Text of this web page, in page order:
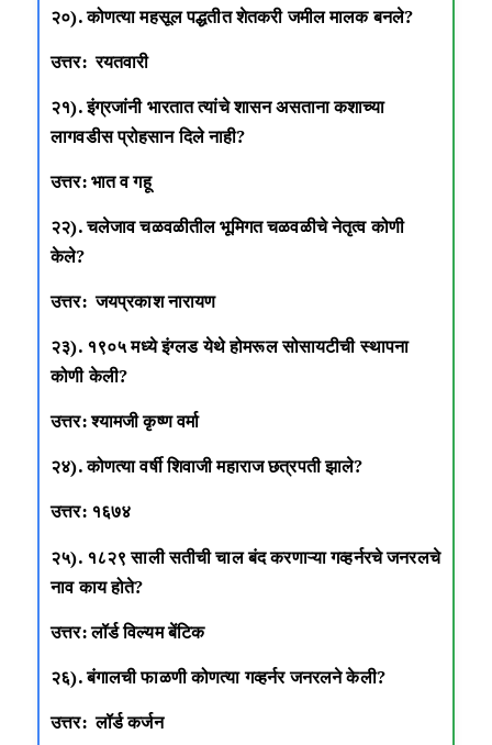
२०). कोणत्या महसूल पद्धतीत शेतकरी जमील मालक बनले?
उत्तर: रयतवारी
२१). इंग्रजांनी भारतात त्यांचे शासन असताना कशाच्या
लागवडीस प्रोहसान दिले नाही?
उत्तर: भात व गहू
२२). चलेजाव चळवळीतील भूमिगत चळवळीचे नेतृत्व कोणी
केले?
उत्तर: जयप्रकाश नारायण
२३). १९०५ मध्ये इंग्लड येथे होमरूल सोसायटीची स्थापना
कोणी केली?
उत्तर: श्यामजी कृष्ण वर्मा
२४). कोणत्या वर्षी शिवाजी महाराज छत्रपती झाले?
उत्तर: १६७४
२५). १८२९ साली सतीची चाल बंद करणाऱ्या गव्हर्नरचे जनरलचे
नाव काय होते?
उत्तर: लॉर्ड विल्यम बेंटिक
२६). बंगालची फाळणी कोणत्या गव्हर्नर जनरलने केली?
उत्तर: लॉर्ड कर्जन